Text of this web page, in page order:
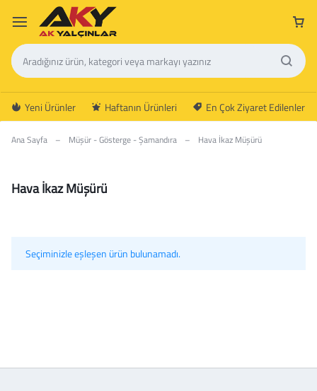
Yeni Ürünler Haftanın Ürünleri En Çok Ziyaret Edilenler
Ana Sayfa – Müşür - Gösterge - Şamandıra – Hava İkaz Müşürü
Hava İkaz Müşürü
Seçiminizle eşleşen ürün bulunamadı.